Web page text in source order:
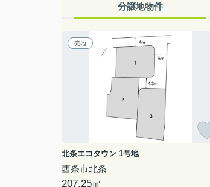
分譲地物件
売地
北条エコタウン 1号地
西条市北条
207.25㎡